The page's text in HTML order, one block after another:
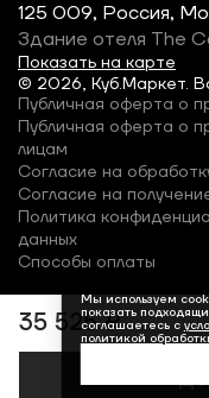
35 525 ₽
© 2026, Куб.Маркет.
125 009, Россия,
Здание отеля The
Показать на карте
Публичная оферта о
Публичная оферта о
лицам
Согласие на
Согласие на
Политика
данных
Способы оплаты
Мы используем
показать
соглашаетесь с
политикой